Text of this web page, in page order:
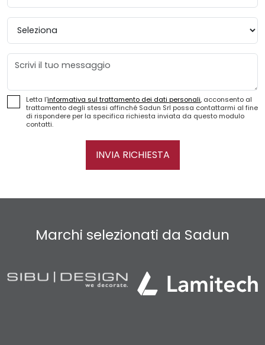
Provincia
Messaggio
Letta l'informativa sul trattamento dei dati personali, acconsento al
trattamento degli stessi affinché Sadun Srl possa contattarmi al fine
di rispondere per la specifica richiesta inviata da questo modulo
contatti.
INVIA RICHIESTA
Marchi selezionati da Sadun